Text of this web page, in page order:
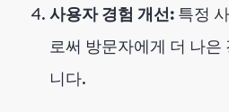
사용자 경험 개선: 특정
로써 방문자에게 더 나은
니다.